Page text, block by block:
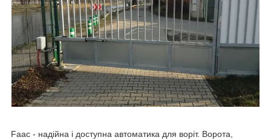
Faac - надійна і доступна автоматика для воріт. Ворота,